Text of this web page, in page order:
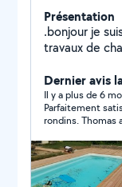
Présentation
.bonjour je
travaux de
remorque,
outils électroportatif. n'hésitez pas à
prix.
Dernier avis
Il y a plus de 6
Parfaitement
rondins. Thomas
que je